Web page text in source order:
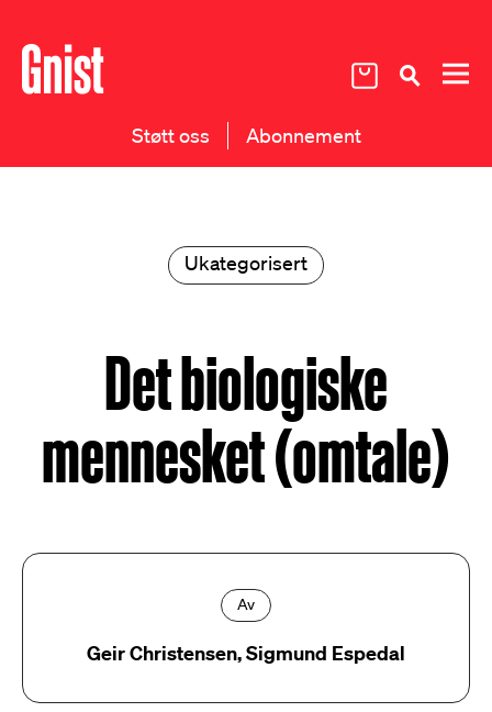
Støtt oss Abonnement
Ukategorisert
Det biologiske
mennesket (omtale)
Av
Geir Christensen, Sigmund Espedal